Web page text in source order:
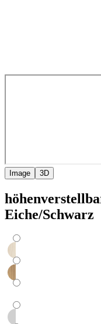
Image 3D
Eiche/Schwarz